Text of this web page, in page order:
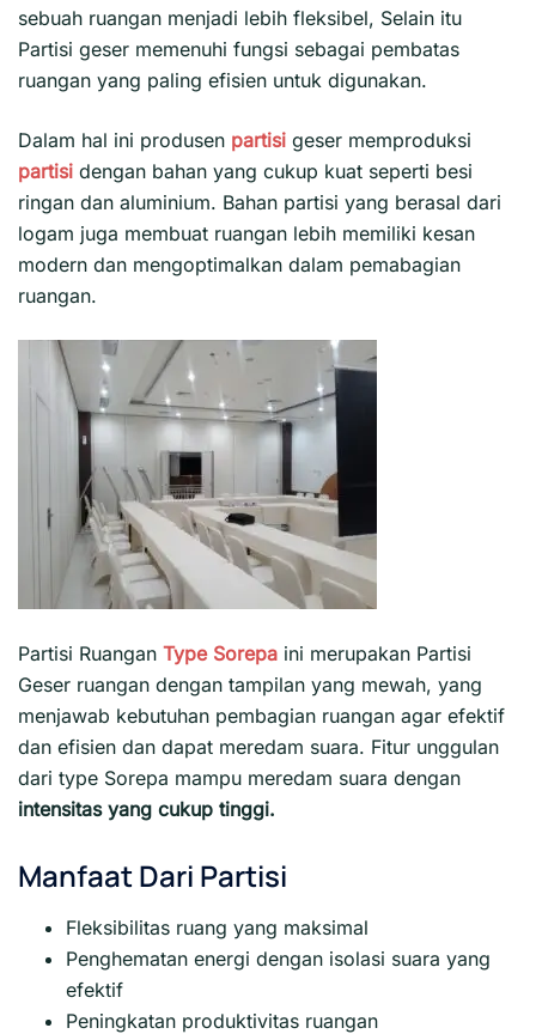
sebuah ruangan menjadi lebih fleksibel, Selain itu
Partisi geser memenuhi fungsi sebagai pembatas
ruangan yang paling efisien untuk digunakan.
Dalam hal ini produsen partisi geser memproduksi
partisi dengan bahan yang cukup kuat seperti besi
ringan dan aluminium. Bahan partisi yang berasal dari
logam juga membuat ruangan lebih memiliki kesan
modern dan mengoptimalkan dalam pemabagian
ruangan.
Partisi Ruangan Type Sorepa ini merupakan Partisi
Geser ruangan dengan tampilan yang mewah, yang
menjawab kebutuhan pembagian ruangan agar efektif
dan efisien dan dapat meredam suara. Fitur unggulan
dari type Sorepa mampu meredam suara dengan
intensitas yang cukup tinggi.
Manfaat Dari Partisi
Fleksibilitas ruang yang maksimal
Penghematan energi dengan isolasi suara yang
efektif
Peningkatan produktivitas ruangan